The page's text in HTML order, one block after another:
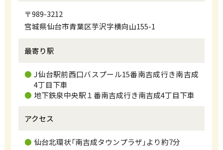
〒989-3212
宮城県仙台市青葉区芋沢字横向山155-1
最寄り駅
J仙台駅前西口バスプール15番南吉成行き南吉成
4丁目下車
地下鉄泉中央駅１番南吉成行き南吉成4丁目下車
アクセス
仙台北環状「南吉成タウンプラザ」より約7分